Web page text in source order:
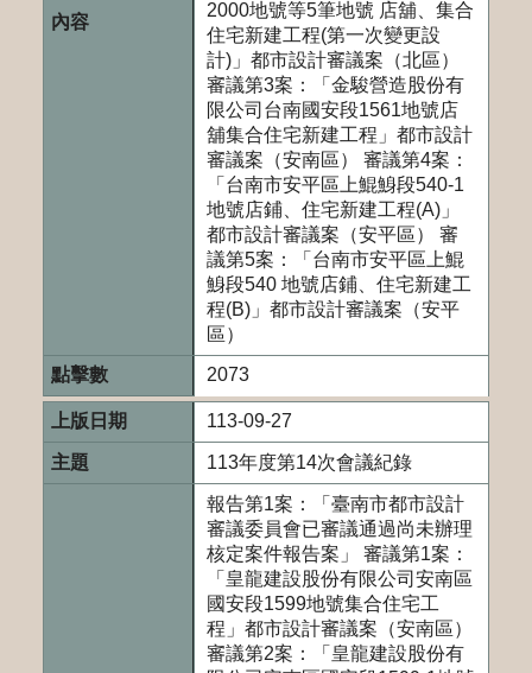
2000地號等5筆地號 店舖、集合
住宅新建工程(第一次變更設
計)」都市設計審議案（北區）
審議第3案：「金駿營造股份有
限公司台南國安段1561地號店
舖集合住宅新建工程」都市設計
審議案（安南區） 審議第4案：
「台南市安平區上鯤鯓段540-1
地號店鋪、住宅新建工程(A)」
都市設計審議案（安平區） 審
議第5案：「台南市安平區上鯤
鯓段540 地號店鋪、住宅新建工
程(B)」都市設計審議案（安平
區）
2073
113-09-27
113年度第14次會議紀錄
報告第1案：「臺南市都市設計
審議委員會已審議通過尚未辦理
核定案件報告案」 審議第1案：
「皇龍建設股份有限公司安南區
國安段1599地號集合住宅工
程」都市設計審議案（安南區）
審議第2案：「皇龍建設股份有